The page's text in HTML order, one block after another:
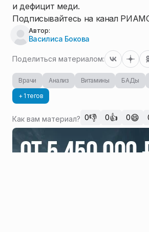
и дефицит меди.
Подписывайтесь на канал
Автор:
Василиса Бокова
Поделиться материалом:
Врачи Анализ Витамины БАДы
+ 1 тегов
Как вам материал? 0👎 0👍 0😄